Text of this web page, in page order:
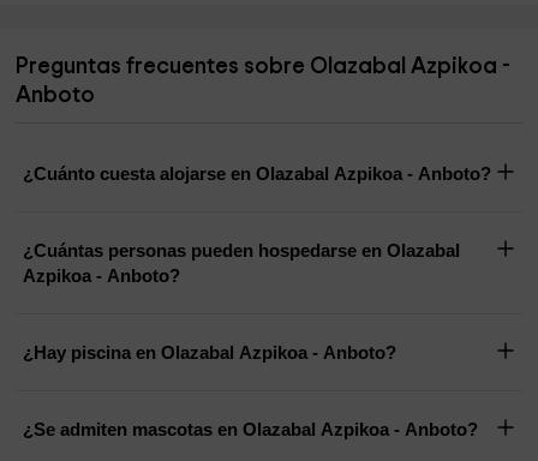
Preguntas frecuentes sobre Olazabal Azpikoa -
Anboto
¿Cuánto cuesta alojarse en Olazabal Azpikoa - Anboto?
¿Cuántas personas pueden hospedarse en Olazabal
Azpikoa - Anboto?
¿Hay piscina en Olazabal Azpikoa - Anboto?
¿Se admiten mascotas en Olazabal Azpikoa - Anboto?